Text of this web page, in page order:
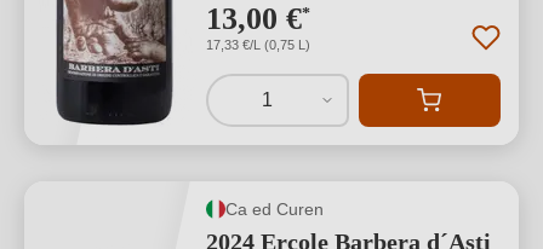
13,00 €*
17,33 €/L (0,75 L)
1
Ca ed Curen
2024 Ercole Barbera d´Asti